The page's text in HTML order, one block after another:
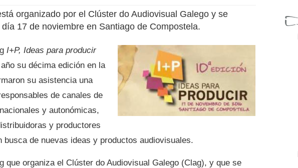
organizado por el Clúster do Audiovisual Galego y se
17 de noviembre en Santiago de Compostela.
I+P, Ideas para producir
su décima edición en la
su asistencia una
de canales de
y autonómicas,
y productores
busca de nuevas ideas y productos audiovisuales.
que organiza el Clúster do Audiovisual Galego (Clag), y que se